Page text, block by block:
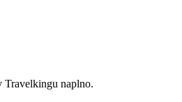
Travelkingu naplno.